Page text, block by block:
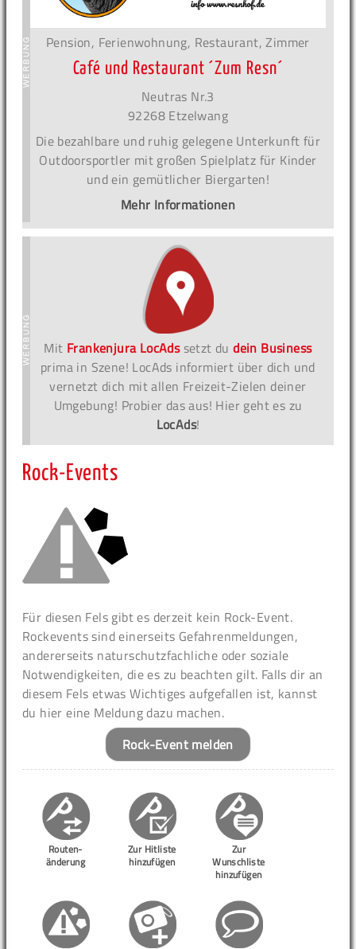
Pension, Ferienwohnung, Restaurant, Zimmer
Café und Restaurant ´Zum Resn´
Neutras Nr.3
92268 Etzelwang
Die bezahlbare und ruhig gelegene Unterkunft für
Outdoorsportler mit großen Spielplatz für Kinder
und ein gemütlicher Biergarten!
Mehr Informationen
Mit Frankenjura LocAdssetzt dudein Business
prima in Szene! LocAds informiert über dich und
vernetzt dich mit allen Freizeit-Zielen deiner
Umgebung! Probier das aus! Hier geht es zu
LocAds!
Rock-Events
Für diesen Fels gibt es derzeit kein Rock-Event.
Rockevents sind einerseits Gefahrenmeldungen,
andererseits naturschutzfachliche oder soziale
Notwendigkeiten, die es zu beachten gilt. Falls dir an
diesem Fels etwas Wichtiges aufgefallen ist, kannst
du hier eine Meldung dazu machen.
Rock-Event melden
Routen-
änderung
Zur Hitliste
hinzufügen
Zur
Wunschliste
hinzufügen